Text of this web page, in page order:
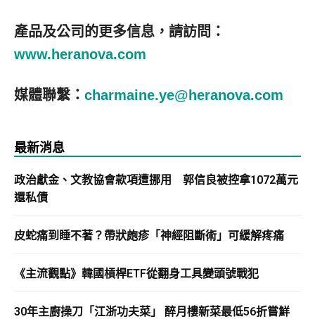
產品及公司的更多信息，請訪問：
www.heranova.com
媒體聯繫： charmaine.ye@heranova.com
最新消息
政治獻金、文教協會款項遭挪用 郭信良被控拿1072萬元
還私債
皮蛇痛到睡不著？帶狀皰疹「神經阻斷術」可緩解疼痛
《主流觀點》韓國槓桿ETF從翻身工具變頭號戰犯
30年主廚操刀「江浙功夫菜」 醉月樓新菜最低56折嘗鮮